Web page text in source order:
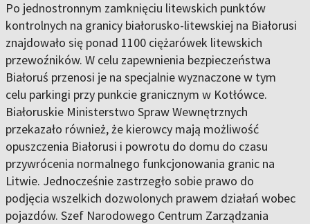
Po jednostronnym zamknięciu litewskich punktów
kontrolnych na granicy białorusko-litewskiej na Białorusi
znajdowało się ponad 1100 ciężarówek litewskich
przewoźników. W celu zapewnienia bezpieczeństwa
Białoruś przenosi je na specjalnie wyznaczone w tym
celu parkingi przy punkcie granicznym w Kotłówce.
Białoruskie Ministerstwo Spraw Wewnętrznych
przekazało również, że kierowcy mają możliwość
opuszczenia Białorusi i powrotu do domu do czasu
przywrócenia normalnego funkcjonowania granic na
Litwie. Jednocześnie zastrzegło sobie prawo do
podjęcia wszelkich dozwolonych prawem działań wobec
pojazdów. Szef Narodowego Centrum Zarządzania